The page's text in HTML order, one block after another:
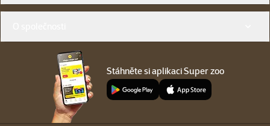
Stáhněte si aplikaci Super zoo